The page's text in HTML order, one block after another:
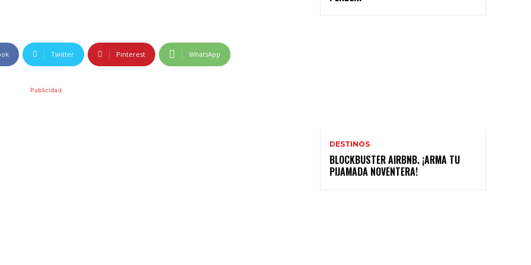
Twitter Pinterest WhatsApp
Publicidad
DESTINOS
BLOCKBUSTER AIRBNB. ¡ARMA TU
PIJAMADA NOVENTERA!